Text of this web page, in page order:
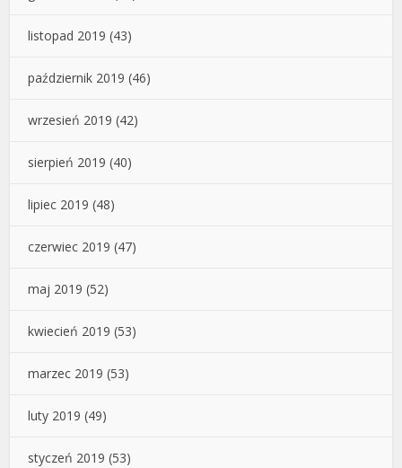
listopad 2019 (43)
październik 2019 (46)
wrzesień 2019 (42)
sierpień 2019 (40)
lipiec 2019 (48)
czerwiec 2019 (47)
maj 2019 (52)
kwiecień 2019 (53)
marzec 2019 (53)
luty 2019 (49)
styczeń 2019 (53)